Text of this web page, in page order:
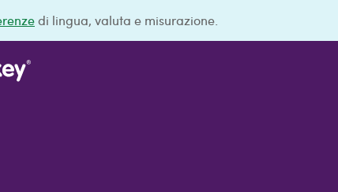
di lingua, valuta e misurazione.